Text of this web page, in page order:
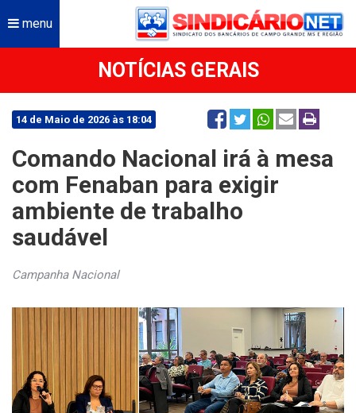
menu
NOTÍCIAS GERAIS
14 de Maio de 2026 às 18:04
Comando Nacional irá à mesa
com Fenaban para exigir
ambiente de trabalho
saudável
Campanha Nacional